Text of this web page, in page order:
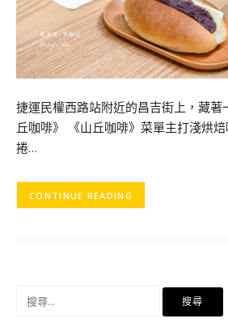
捷運民權西路站附近的昌吉街上，藏著
丘咖啡》 《山丘咖啡》菜單主打淺烘
捲…
CONTINUE READING